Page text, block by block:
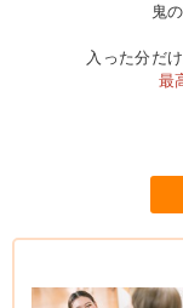
鬼
入った分だけ
最